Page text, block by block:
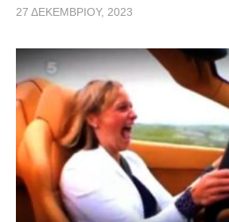
27 ΔΕΚΕΜΒΡΊΟΥ, 2023